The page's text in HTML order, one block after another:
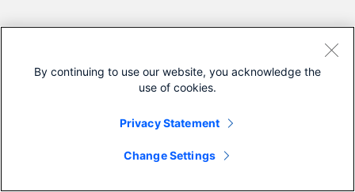
By continuing to use our website, you acknowledge the
use of cookies.
Privacy Statement
Change Settings